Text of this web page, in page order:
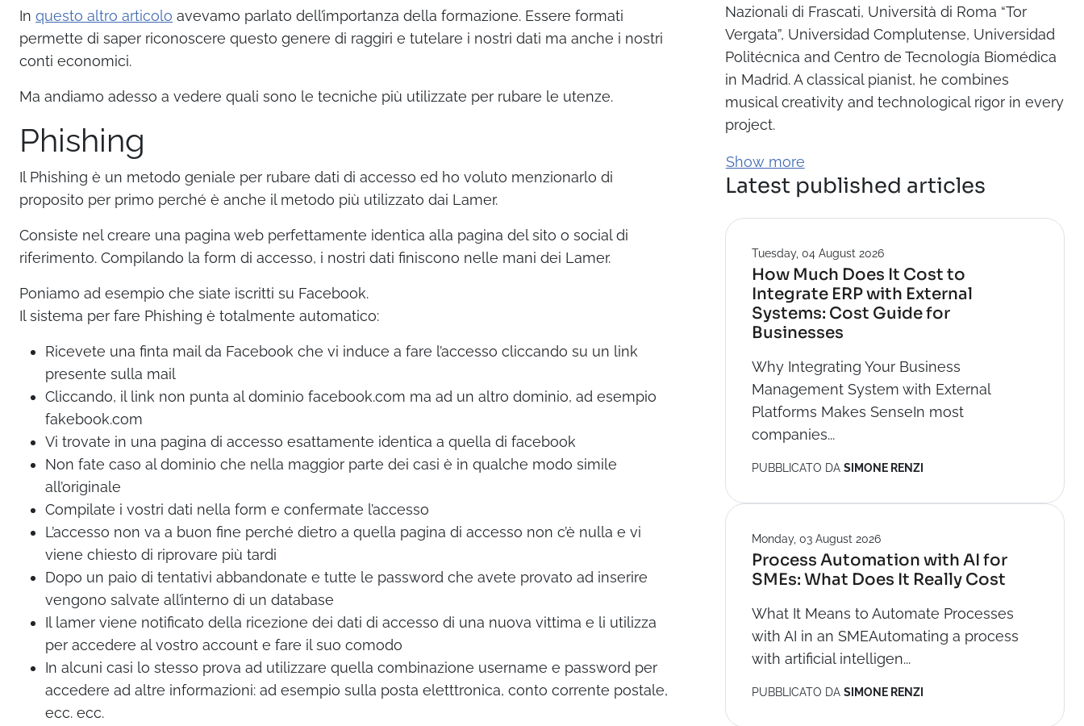
In questo altro articolo avevamo parlato dell’importanza della formazione. Essere formati
permette di saper riconoscere questo genere di raggiri e tutelare i nostri dati ma anche i nostri
conti economici.
Ma andiamo adesso a vedere quali sono le tecniche più utilizzate per rubare le utenze.
Phishing
Il Phishing è un metodo geniale per rubare dati di accesso ed ho voluto menzionarlo di
proposito per primo perché è anche il metodo più utilizzato dai Lamer.
Consiste nel creare una pagina web perfettamente identica alla pagina del sito o social di
riferimento. Compilando la form di accesso, i nostri dati finiscono nelle mani dei Lamer.
Poniamo ad esempio che siate iscritti su Facebook.
Il sistema per fare Phishing è totalmente automatico:
Ricevete una finta mail da Facebook che vi induce a fare l’accesso cliccando su un link
presente sulla mail
Cliccando, il link non punta al dominio facebook.com ma ad un altro dominio, ad esempio
fakebook.com
Vi trovate in una pagina di accesso esattamente identica a quella di facebook
Non fate caso al dominio che nella maggior parte dei casi è in qualche modo simile
all’originale
Compilate i vostri dati nella form e confermate l’accesso
L’accesso non va a buon fine perché dietro a quella pagina di accesso non c’è nulla e vi
viene chiesto di riprovare più tardi
Dopo un paio di tentativi abbandonate e tutte le password che avete provato ad inserire
vengono salvate all’interno di un database
Il lamer viene notificato della ricezione dei dati di accesso di una nuova vittima e li utilizza
per accedere al vostro account e fare il suo comodo
In alcuni casi lo stesso prova ad utilizzare quella combinazione username e password per
accedere ad altre informazioni: ad esempio sulla posta eletttronica, conto corrente postale,
ecc. ecc.
Nazionali di Frascati, Università di Roma “Tor
Vergata”, Universidad Complutense, Universidad
Politécnica and Centro de Tecnología Biomédica
in Madrid. A classical pianist, he combines
musical creativity and technological rigor in every
project.
Show more
Latest published articles
Tuesday, 04 August 2026
How Much Does It Cost to
Integrate ERP with External
Systems: Cost Guide for
Businesses
Why Integrating Your Business
Management System with External
Platforms Makes SenseIn most
companies...
PUBBLICATO DA SIMONE RENZI
Monday, 03 August 2026
Process Automation with AI for
SMEs: What Does It Really Cost
What It Means to Automate Processes
with AI in an SMEAutomating a process
with artificial intelligen...
PUBBLICATO DA SIMONE RENZI